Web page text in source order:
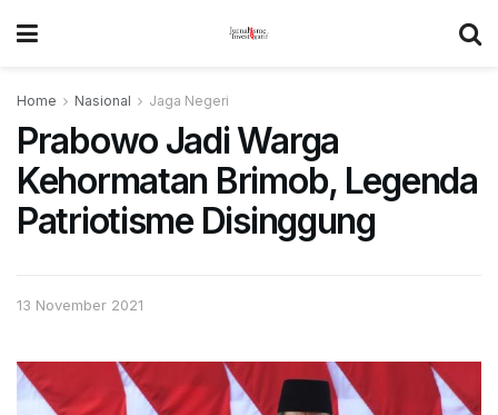
Home Nasional Jaga Negeri
Prabowo Jadi Warga
Kehormatan Brimob, Legenda
Patriotisme Disinggung
13 November 2021